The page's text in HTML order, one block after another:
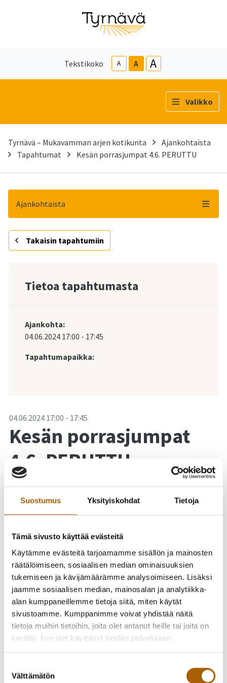
Suostumus Yksityiskohdat Tietoja
Tämä sivusto käyttää evästeitä
Käytämme evästeitä tarjoamamme sisällön ja mainosten
räätälöimiseen, sosiaalisen median ominaisuuksien
tukemiseen ja kävijämäärämme analysoimiseen. Lisäksi
jaamme sosiaalisen median, mainosalan ja analytiikka-
alan kumppaneillemme tietoja siitä, miten käytät
sivustoamme. Kumppanimme voivat yhdistää näitä
tietoja muihin tietoihin, joita olet antanut heille tai joita on
kerätty, kun olet käyttänyt heidän palvelujaan.
valinta
Välttämätön
Tekstikoko A A A
Valikko
Tyrnävä – Mukavamman arjen kotikunta
Ajankohtaista
Tapahtumat
Kesän porrasjumpat 4.6. PERUTTU
Ajankohtaista
Takaisin tapahtumiin
Tietoa tapahtumasta
Ajankohta:
04.06.2024 17:00 - 17:45
Tapahtumapaikka:
-04.06.2024 17:00 - 17:45
Kesän porrasjumpat
4.6. PERUTTU